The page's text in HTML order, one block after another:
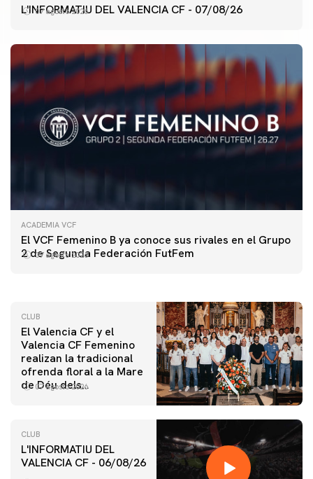
L'INFORMATIU DEL VALENCIA CF - 07/08/26
07 agosto 2026
ACADEMIA VCF
El VCF Femenino B ya conoce sus rivales en el Grupo
2 de Segunda Federación FutFem
07 agosto 2026
PRIMER EQUIPO
ENTRENAMIENTO DEL VALENCIA CF 7/8/2026
CLUB
El Valencia CF y el
Valencia CF Femenino
realizan la tradicional
ofrenda floral a la Mare
de Déu dels
07 agosto 2026
CLUB
L'INFORMATIU DEL
VALENCIA CF - 06/08/26
PRIMER EQUIPO